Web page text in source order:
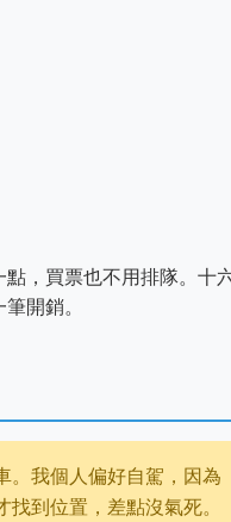
，買票也不用排隊。十
開銷。
。我個人偏好自駕，因為
到位置，差點沒氣死。